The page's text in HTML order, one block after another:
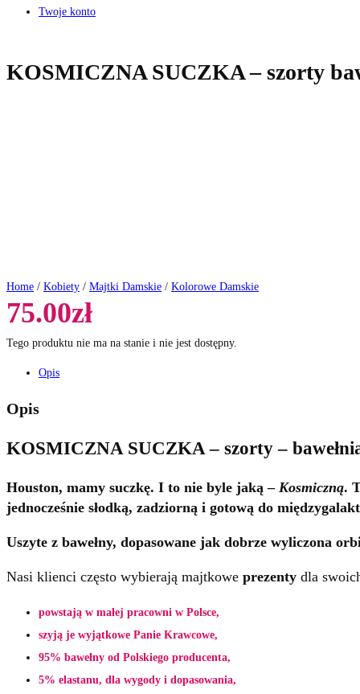
Twoje konto
KOSMICZNA SUCZKA – szorty
Home / Kobiety / Majtki Damskie / Kolorowe Damskie
75.00zł
Tego produktu nie ma na stanie i nie jest dostępny.
Opis
Opis
KOSMICZNA SUCZKA – szorty –
Houston, mamy suczkę. I to nie byle jaką – Kosmiczną.
jednocześnie słodką, zadziorną i gotową do
Uszyte z bawełny, dopasowane jak dobrze wyliczona
Nasi klienci często wybierają majtkowe prezenty dla
powstają w małej pracowni w Polsce,
szyją je wyjątkowe Panie Krawcowe,
95% bawełny od Polskiego producenta,
5% elastanu, dla wygody i dopasowania,